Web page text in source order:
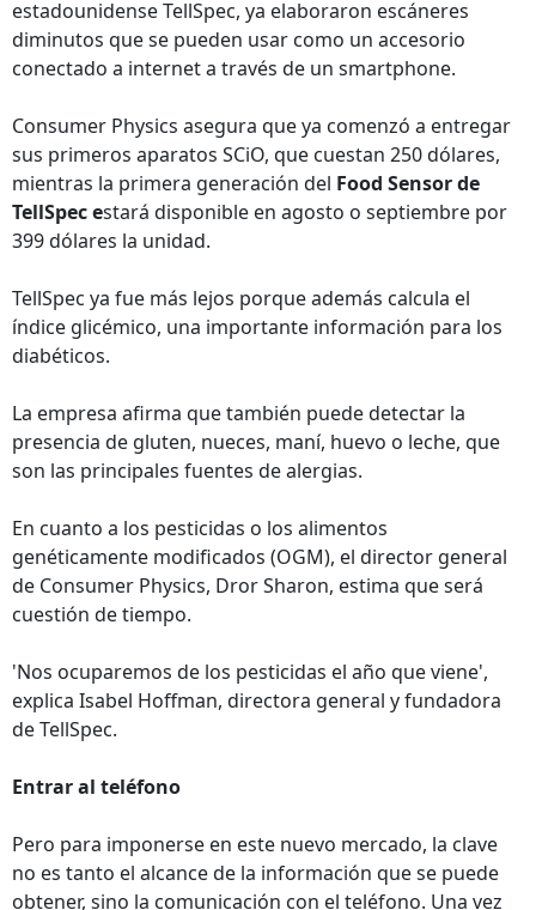
estadounidense TellSpec, ya elaboraron escáneres
diminutos que se pueden usar como un accesorio
conectado a internet a través de un smartphone.
Consumer Physics asegura que ya comenzó a entregar
sus primeros aparatos SCiO, que cuestan 250 dólares,
mientras la primera generación del Food Sensor de
TellSpec estará disponible en agosto o septiembre por
399 dólares la unidad.
TellSpec ya fue más lejos porque además calcula el
índice glicémico, una importante información para los
diabéticos.
La empresa afirma que también puede detectar la
presencia de gluten, nueces, maní, huevo o leche, que
son las principales fuentes de alergias.
En cuanto a los pesticidas o los alimentos
genéticamente modificados (OGM), el director general
de Consumer Physics, Dror Sharon, estima que será
cuestión de tiempo.
'Nos ocuparemos de los pesticidas el año que viene',
explica Isabel Hoffman, directora general y fundadora
de TellSpec.
Entrar al teléfono
Pero para imponerse en este nuevo mercado, la clave
no es tanto el alcance de la información que se puede
obtener, sino la comunicación con el teléfono. Una vez